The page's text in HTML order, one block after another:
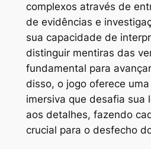
complexos através de
de evidências e
sua capacidade de
distinguir mentiras das
fundamental para
disso, o jogo oferece
imersiva que desafia sua
aos detalhes, fazendo
crucial para o desfecho